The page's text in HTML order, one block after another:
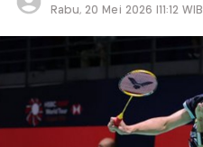
Rabu, 20 Mei 2026 |11:12 WIB